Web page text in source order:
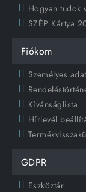
Hogyan tudok
SZÉP Kártya
Fiókom
Személyes
Kívánságlista
Hírlevél
GDPR
Eszköztár